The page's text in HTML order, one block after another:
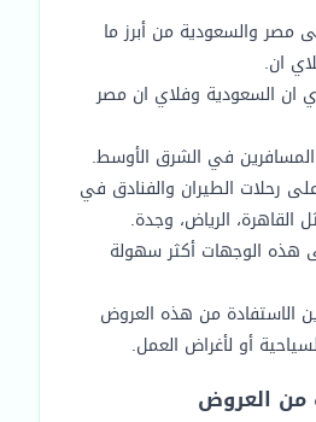
مصر والسعودية من أبرز ما
ان.
ان السعودية وفلاي ان مصر
المسافرين في الشرق الأوسط.
رحلات الطيران والفنادق في
القاهرة، الرياض، وجدة.
هذه الوجهات أكثر سهولة
الاستفادة من هذه العروض
أو لأغراض العمل.
من العروض